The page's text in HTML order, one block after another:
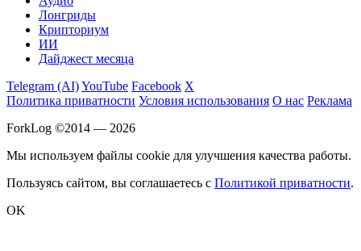
Лонгриды
Крипториум
ИИ
Дайджест месяца
Telegram (AI)YouTube Facebook X
Политика приватности Условия использования О нас Реклама
ForkLog ©2014 — 2026
Мы используем файлы cookie для улучшения качества работы.
Пользуясь сайтом, вы соглашаетесь с Политикой приватности.
OK